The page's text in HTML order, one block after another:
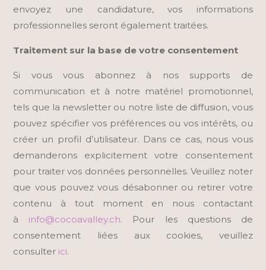
envoyez une candidature, vos informations
professionnelles seront également traitées.
Traitement sur la base de votre consentement
Si vous vous abonnez à nos supports de
communication et à notre matériel promotionnel,
tels que la newsletter ou notre liste de diffusion, vous
pouvez spécifier vos préférences ou vos intérêts, ou
créer un profil d’utilisateur. Dans ce cas, nous vous
demanderons explicitement votre consentement
pour traiter vos données personnelles. Veuillez noter
que vous pouvez vous désabonner ou retirer votre
contenu à tout moment en nous contactant
à info@cocoavalley.ch. Pour les questions de
consentement liées aux cookies, veuillez
consulter ici.